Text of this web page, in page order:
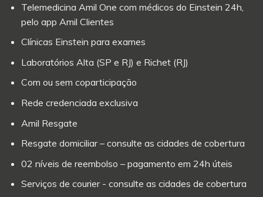
Telemedicina Amil One com médicos do Einstein 24h,
pelo app Amil Clientes
Clínicas Einstein para exames
Laboratórios Alta (SP e RJ) e Richet (RJ)
Com ou sem coparticipação
Rede credenciada exclusiva
Amil Resgate
Resgate domiciliar – consulte as cidades de cobertura
02 níveis de reembolso – pagamento em 24h úteis
Serviços de courier - consulte as cidades de cobertura